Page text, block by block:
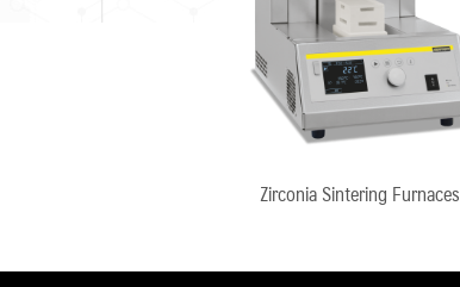
Zirconia Sintering Furnaces